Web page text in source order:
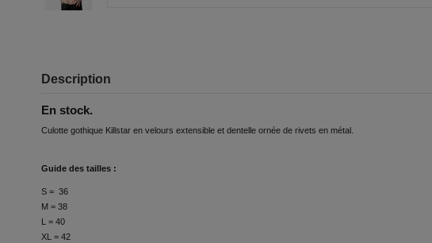
Description
En stock.
Culotte gothique Killstar en velours extensible et dentelle ornée de rivets en métal.
Guide des tailles :
S = 36
M = 38
L = 40
XL = 42